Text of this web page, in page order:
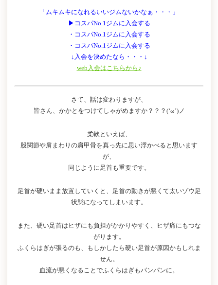
「ムキムキになれるいいジムないかなぁ・・・」
▶コスパNo.1ジムに入会する
・コスパNo.1ジムに入会する
・コスパNo.1ジムに入会する
↓入会を決めたなら・・・↓
web入会はこちらから♪
さて、話は変わりますが、
皆さん、かかとをつけてしゃがめますか？？？(‘ω’)ノ
柔軟といえば、
股関節や肩まわりの肩甲骨を真っ先に思い浮かべると思います
が、
同じように足首も重要です。
足首が硬いまま放置していくと、足首の動きが悪くて太いゾウ足
状態になってしまいます。
また、硬い足首はヒザにも負担がかかりやすく、ヒザ痛にもつな
がります。
ふくらはぎが張るのも、もしかしたら硬い足首が原因かもしれま
せん。
血流が悪くなることでふくらはぎもパンパンに。